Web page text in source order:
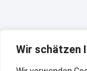
Wir schätzen